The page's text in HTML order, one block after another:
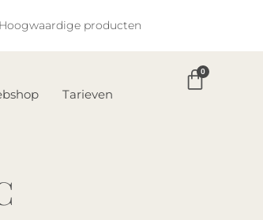
Hoogwaardige producten
Tarieven
0